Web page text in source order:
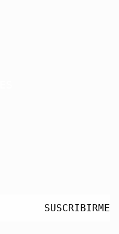
SUSCRIBIRME